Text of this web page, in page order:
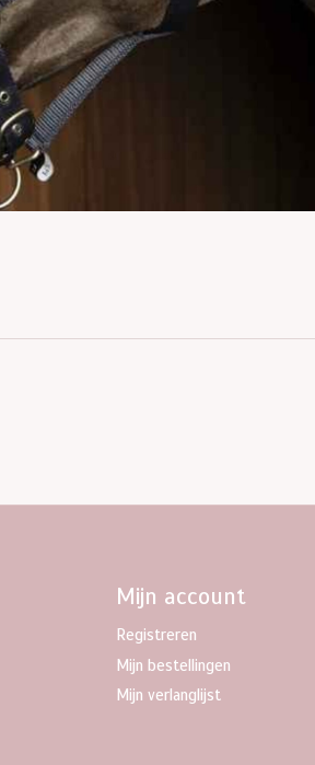
Mijn account
Registreren
Mijn bestellingen
Mijn verlanglijst